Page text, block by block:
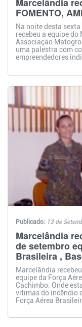
Marcelândia
FOMENTO,
Na noite desta
recebeu a equipe do
Associação
uma palestra com
empreendedores
Publicado: 13 de
Marcelândia
de setembro
Brasileira ,
Marcelândia
equipe da Força
Cachimbo. Onde
vitimas do incêndio
Força Aérea